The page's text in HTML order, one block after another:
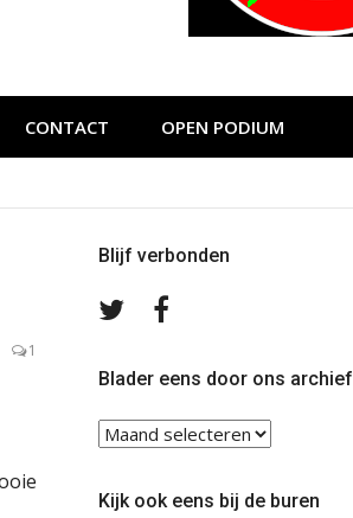
CONTACT OPEN PODIUM
1
Blijf verbonden
Volg
TwitterFacebook
Blader eens door ons archief
Blader
eens
ons
Kijk ook eens bij de buren